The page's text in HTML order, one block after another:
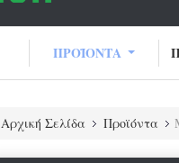
ΠΡΟΪΌΝΤΑ
Αρχική Σελίδα Προϊόντα